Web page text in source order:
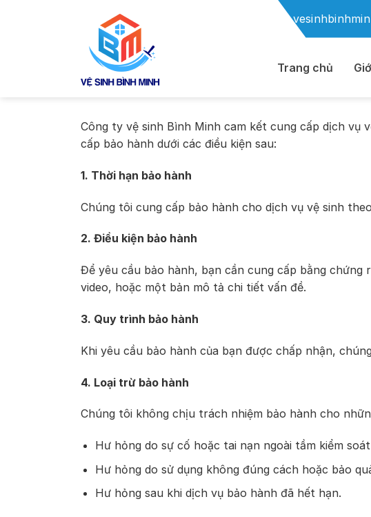
Trang chủ
Công ty vệ sinh Bình Minh cam kết cung cấp dịch vụ
cấp bảo hành dưới các điều kiện sau:
1. Thời hạn bảo hành
Chúng tôi cung cấp bảo hành cho dịch vụ vệ sinh
2. Điều kiện bảo hành
Để yêu cầu bảo hành, bạn cần cung cấp bằng
video, hoặc một bản mô tả chi tiết vấn đề.
3. Quy trình bảo hành
Khi yêu cầu bảo hành của bạn được chấp nhận,
4. Loại trừ bảo hành
Chúng tôi không chịu trách nhiệm bảo hành cho
Hư hỏng do sự cố hoặc tai nạn ngoài tầm kiểm
Hư hỏng do sử dụng không đúng cách hoặc bảo
Hư hỏng sau khi dịch vụ bảo hành đã hết hạn.